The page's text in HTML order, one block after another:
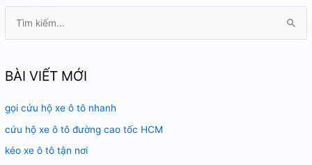
k
ế
m
:
BÀI VIẾT MỚI
gọi cứu hộ xe ô tô nhanh
cứu hộ xe ô tô đường cao tốc HCM
kéo xe ô tô tận nơi